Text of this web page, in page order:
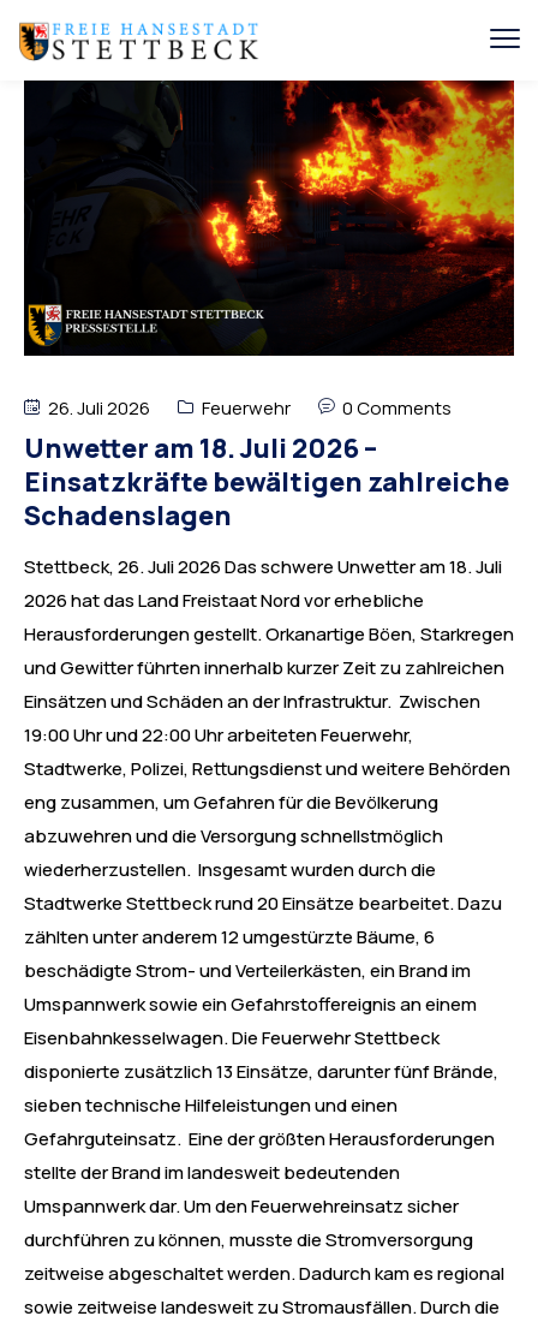
26. Juli 2026 Feuerwehr 0 Comments
Unwetter am 18. Juli 2026 –
Einsatzkräfte bewältigen zahlreiche
Schadenslagen
Stettbeck, 26. Juli 2026 Das schwere Unwetter am 18. Juli
2026 hat das Land Freistaat Nord vor erhebliche
Herausforderungen gestellt. Orkanartige Böen, Starkregen
und Gewitter führten innerhalb kurzer Zeit zu zahlreichen
Einsätzen und Schäden an der Infrastruktur. Zwischen
19:00 Uhr und 22:00 Uhr arbeiteten Feuerwehr,
Stadtwerke, Polizei, Rettungsdienst und weitere Behörden
eng zusammen, um Gefahren für die Bevölkerung
abzuwehren und die Versorgung schnellstmöglich
wiederherzustellen. Insgesamt wurden durch die
Stadtwerke Stettbeck rund 20 Einsätze bearbeitet. Dazu
zählten unter anderem 12 umgestürzte Bäume, 6
beschädigte Strom- und Verteilerkästen, ein Brand im
Umspannwerk sowie ein Gefahrstoffereignis an einem
Eisenbahnkesselwagen. Die Feuerwehr Stettbeck
disponierte zusätzlich 13 Einsätze, darunter fünf Brände,
sieben technische Hilfeleistungen und einen
Gefahrguteinsatz. Eine der größten Herausforderungen
stellte der Brand im landesweit bedeutenden
Umspannwerk dar. Um den Feuerwehreinsatz sicher
durchführen zu können, musste die Stromversorgung
zeitweise abgeschaltet werden. Dadurch kam es regional
sowie zeitweise landesweit zu Stromausfällen. Durch die